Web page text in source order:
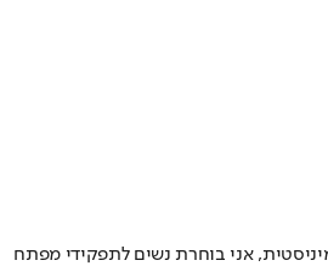
אני בוחרת נשים לתפקידי מפתח